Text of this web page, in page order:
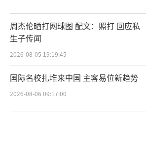
周杰伦晒打网球图 配文：照打 回应私
生子传闻
2026-08-05 19:19:45
国际名校扎堆来中国 主客易位新趋势
2026-08-06 09:17:00